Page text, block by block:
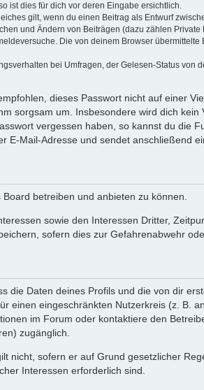
ist dies für dich vor deren Eingabe ersichtlich.
gilt, wenn du einen Beitrag als Entwurf
und Ändern von Beiträgen (dazu zählen Private
Die von deinem Browser übermittelte
bei Umfragen, der Gelesen-Status von
dieses Passwort nicht auf einer
sorgsam um. Insbesondere wird dich kein
vergessen haben, so kannst du die
E-Mail-Adresse und sendet anschließend
betreiben und anbieten zu können.
sowie den Interessen Dritter,
sofern dies zur Gefahrenabwehr
die Daten deines Profils und die von dir
einen eingeschränkten Nutzerkreis (z. B.
im Forum oder kontaktiere den
zugänglich.
nicht, sofern er auf Grund gesetzlicher
Interessen erforderlich sind.